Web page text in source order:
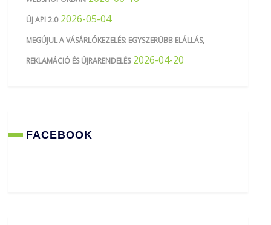
ÚJ API 2.0 2026-05-04
MEGÚJUL A VÁSÁRLÓKEZELÉS: EGYSZERŰBB ELÁLLÁS,
REKLAMÁCIÓ ÉS ÚJRARENDELÉS 2026-04-20
FACEBOOK